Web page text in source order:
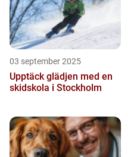
03 september 2025
Upptäck glädjen med en
skidskola i Stockholm